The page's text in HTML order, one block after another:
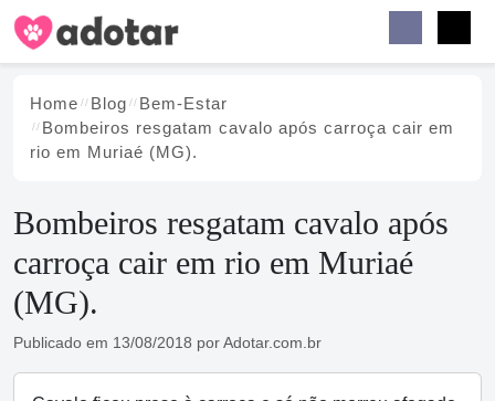
Home Blog
Bem-Estar
Bombeiros resgatam cavalo após carroça cair em
rio em Muriaé (MG).
Bombeiros resgatam cavalo após
carroça cair em rio em Muriaé
(MG).
Publicado em 13/08/2018 porAdotar.com.br